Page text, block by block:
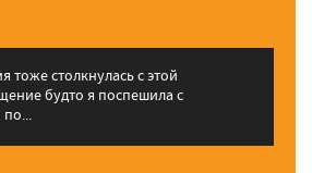
тоже столкнулась с этой
будто я поспешила с